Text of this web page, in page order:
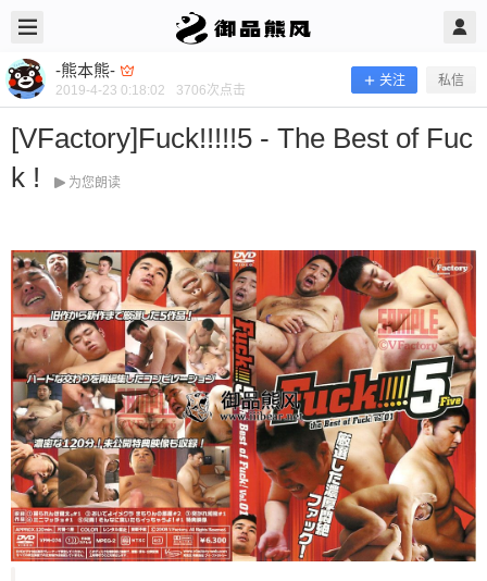
-熊本熊-
2019-4-23 0:18:02 3706次点击
关注 私信
[VFactory]Fuck!!!!!5 - The Best of Fuc
k !
为您朗读
-熊本熊- @ 御品熊风 2019/4/23
[VFactory]Fuck!!!!!5 - The Best of Fuc
k !
当前隐藏内容需要支付100熊币 已有46人支付 登录
立刻注册 0 收藏